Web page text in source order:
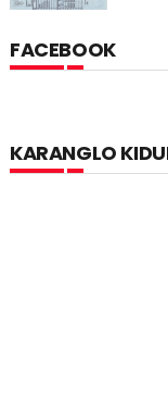
FACEBOOK
KARANGLO